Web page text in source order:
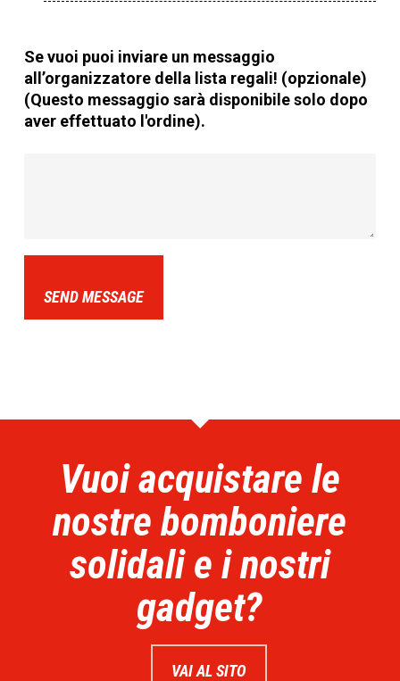
Se vuoi puoi inviare un messaggio
all’organizzatore della lista regali! (opzionale)
(Questo messaggio sarà disponibile solo dopo
aver effettuato l'ordine).
SEND MESSAGE
Vuoi acquistare le
nostre bomboniere
solidali e i nostri
gadget?
VAI AL SITO